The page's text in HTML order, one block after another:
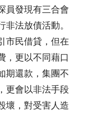
員發現有三合會
法放債活動。
市民借貸，但在
，更以不同藉口
期還款，集團不
更會以非法手段
壞，對受害人造